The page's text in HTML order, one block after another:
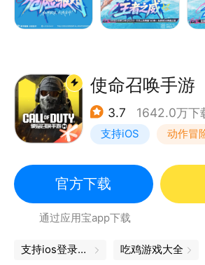
使命召唤手游
3.7 1642.0万下
支持iOS 动作冒
官方下载
通过应用宝app下载
支持ios登录，畅玩ios服 吃鸡游戏大全